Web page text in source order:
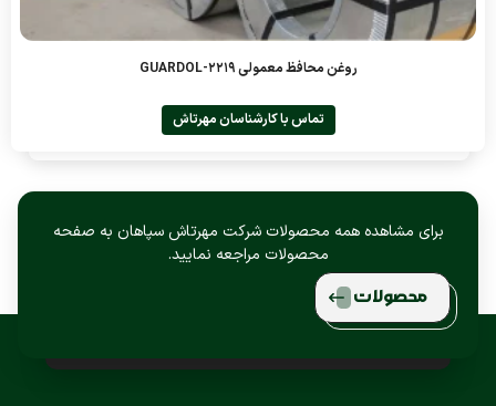
روغن محافظ معمولی GUARDOL-2219
تماس با کارشناسان مهرتاش
برای مشاهده همه محصولات شرکت مهرتاش سپاهان به صفحه
محصولات مراجعه نمایید.
محصولات